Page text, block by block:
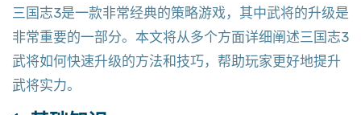
三国志3是一款非常经典的策略游戏，其中武将的升级是
非常重要的一部分。本文将从多个方面详细阐述三国志3
武将如何快速升级的方法和技巧，帮助玩家更好地提升
武将实力。